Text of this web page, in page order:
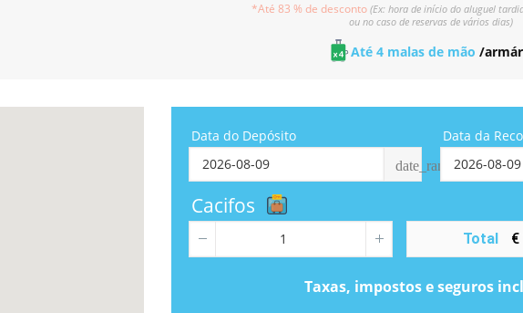
*Até 83 % de desconto (Ex: hora de início do aluguel
ou no caso de reservas de vários dias)
Até 4 malas de mão /
Data do Depósito
date_range
Data da
Cacifos
Total €
Taxas, impostos e seguros